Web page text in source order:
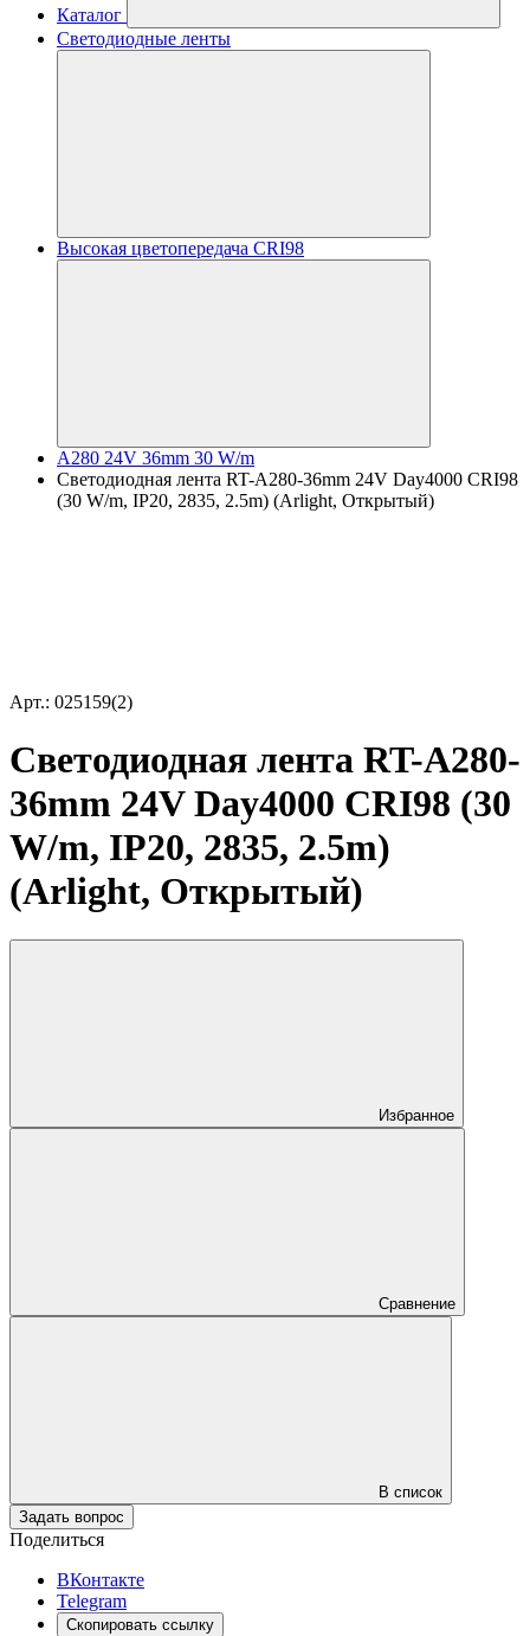
Каталог
Светодиодные ленты
Высокая цветопередача CRI98
A280 24V 36mm 30 W/m
Светодиодная лента RT-A280-36mm 24V Day4000 CRI98
(30 W/m, IP20, 2835, 2.5m) (Arlight, Открытый)
Арт.: 025159(2)
Светодиодная лента RT-A280-
36mm 24V Day4000 CRI98 (30
W/m, IP20, 2835, 2.5m)
(Arlight, Открытый)
Избранное
Сравнение
В список
Задать вопрос
Поделиться
ВКонтакте
Telegram
Скопировать ссылку